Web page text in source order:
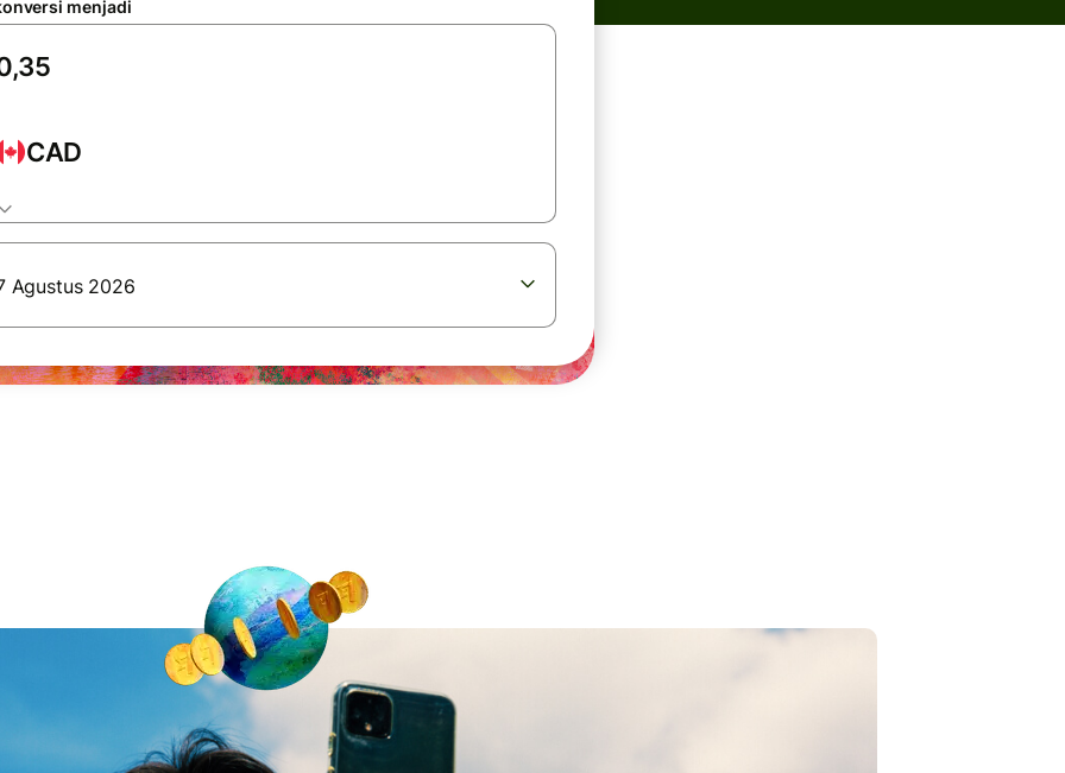
menjadi
CAD
Agustus 2026